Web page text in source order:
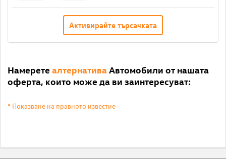
Активирайте търсачката
Намерете алтернативаАвтомобили от нашата
оферта, които може да ви заинтересуват:
* Показване на правното известие